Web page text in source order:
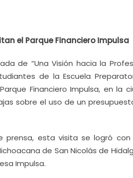
el Parque Financiero Impulsa
de “Una Visión hacia la
de la Escuela
Financiero Impulsa, en la
sobre el uso de un
prensa, esta visita se logró
de San Nicolás de
Impulsa.